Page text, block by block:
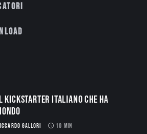
Kickstarter italiano che ha
GALLORI 10 MIN